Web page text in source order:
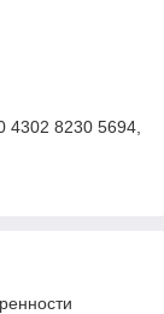
4302 8230 5694,